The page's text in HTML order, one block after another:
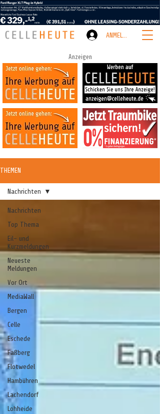
ANMELDEN
Anzeigen
THEMEN
Nachrichten
Top Thema
Eil- und
Kurzmeldungen
Neueste
Meldungen
Vor Ort
MediaWall
Bergen
Celle
Eschede
Faßberg
Flotwedel
Hambühren
Lachendorf
Lohheide
Nachrichten